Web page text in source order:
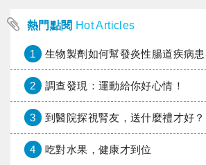
熱門點閱 Hot Articles
1 生物製劑如何幫發炎性腸道疾病患者抗潰瘍？治療進
2 調查發現：運動給你好心情！
3 到醫院探視腎友，送什麼禮才好？
4 吃對水果，健康才到位